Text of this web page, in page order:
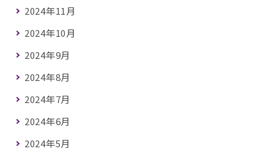
2024年11月
2024年10月
2024年9月
2024年8月
2024年7月
2024年6月
2024年5月